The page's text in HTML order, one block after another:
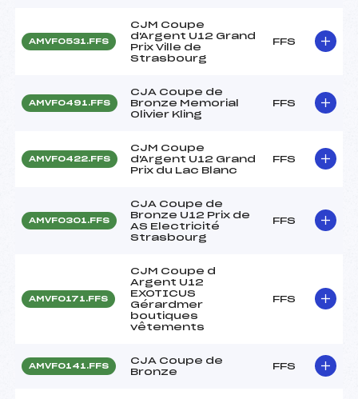
AMVF0531.FFS
CJM Coupe
d'Argent U12 Grand
Prix Ville de
Strasbourg
FFS
AMVF0491.FFS
CJA Coupe de
Bronze Memorial
Olivier Kling
FFS
AMVF0422.FFS
CJM Coupe
d'Argent U12 Grand
Prix du Lac Blanc
FFS
AMVF0301.FFS
CJA Coupe de
Bronze U12 Prix de
AS Electricité
Strasbourg
FFS
AMVF0171.FFS
CJM Coupe d
Argent U12
EXOTICUS
Gérardmer
boutiques
vêtements
FFS
AMVF0141.FFS
CJA Coupe de
Bronze
FFS